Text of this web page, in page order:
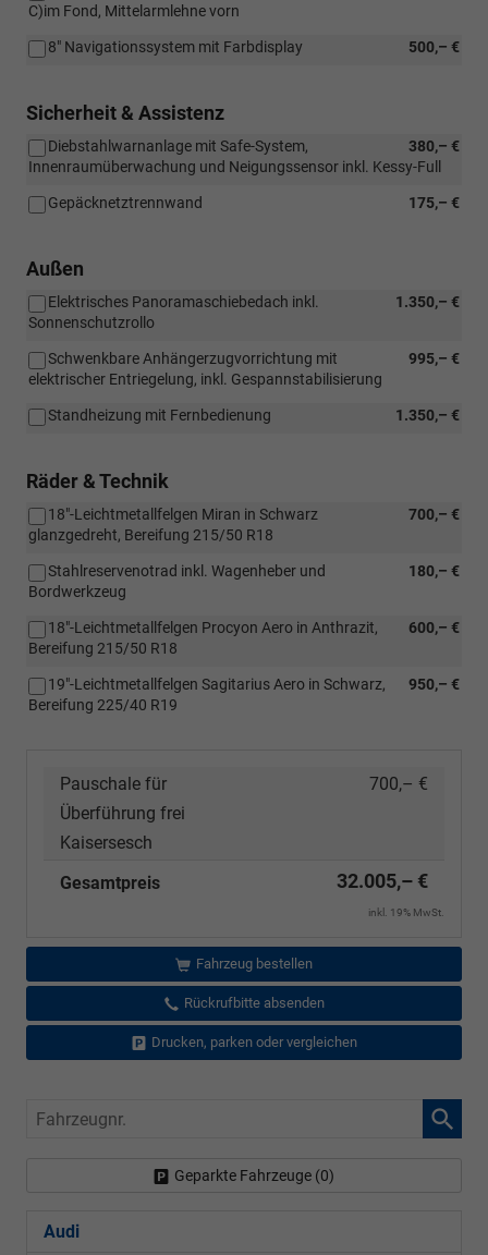
C)im Fond, Mittelarmlehne vorn
500,– €
8" Navigationssystem mit Farbdisplay
Sicherheit & Assistenz
380,– €
Diebstahlwarnanlage mit Safe-System,
Innenraumüberwachung und Neigungssensor inkl. Kessy-Full
175,– €
Gepäcknetztrennwand
Außen
1.350,– €
Elektrisches Panoramaschiebedach inkl.
Sonnenschutzrollo
995,– €
Schwenkbare Anhängerzugvorrichtung mit
elektrischer Entriegelung, inkl. Gespannstabilisierung
1.350,– €
Standheizung mit Fernbedienung
Räder & Technik
700,– €
18"-Leichtmetallfelgen Miran in Schwarz
glanzgedreht, Bereifung 215/50 R18
180,– €
Stahlreservenotrad inkl. Wagenheber und
Bordwerkzeug
600,– €
18"-Leichtmetallfelgen Procyon Aero in Anthrazit,
Bereifung 215/50 R18
950,– €
19"-Leichtmetallfelgen Sagitarius Aero in Schwarz,
Bereifung 225/40 R19
Pauschale für
Überführung frei
Kaisersesch
700,– €
Gesamtpreis 32.005,– €
inkl. 19% MwSt.
Fahrzeug bestellen
Rückrufbitte absenden
Drucken, parken oder vergleichen
Fahrzeugnr.
Geparkte Fahrzeuge (0)
Audi